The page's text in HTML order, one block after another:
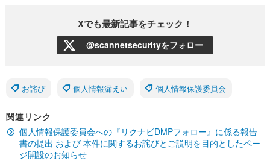
Xでも最新記事をチェック！
@scannetsecurityをフォロー
お詫び 個人情報漏えい 個人情報保護委員会
関連リンク
個人情報保護委員会への『リクナビDMPフォロー』に係る報告
書の提出 および 本件に関するお詫びとご説明を目的としたペー
ジ開設のお知らせ